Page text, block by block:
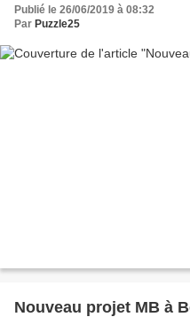
Publié le 26/06/2019 à 08:32
Par Puzzle25
Nouveau projet MB à